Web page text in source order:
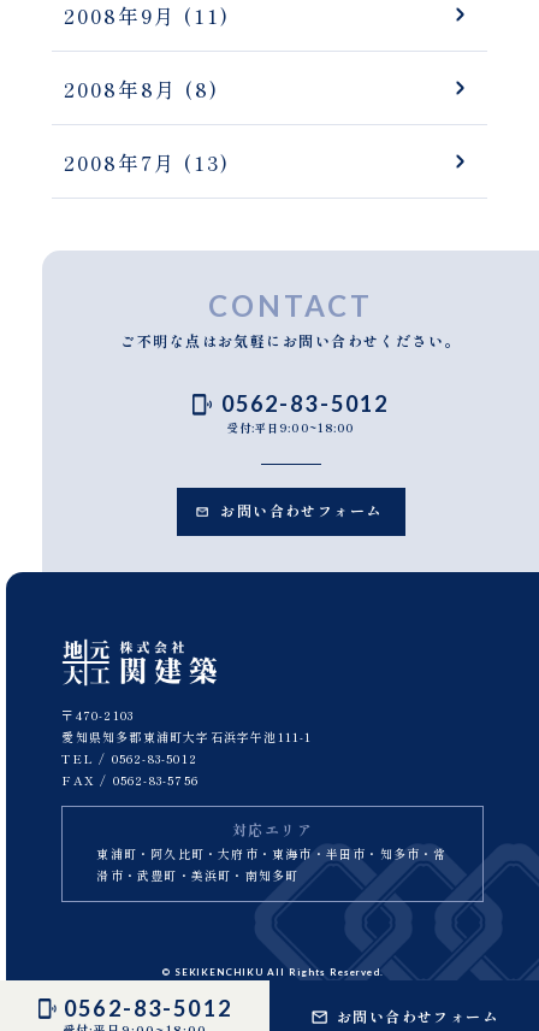
0562-83-5012 お問い合わせフォーム
2008年9月 (11)
2008年8月 (8)
2008年7月 (13)
CONTACT
ご不明な点はお気軽にお問い合わせください。
0562-83-5012
受付:平日9:00~18:00
お問い合わせフォーム
〒470-2103
愛知県知多郡東浦町大字石浜字午池111-1
TEL / 0562-83-5012
FAX / 0562-83-5756
対応エリア
東浦町・阿久比町・大府市・東海市・半田市・知多市・常
滑市・武豊町・美浜町・南知多町
© SEKIKENCHIKU All Rights Reserved.